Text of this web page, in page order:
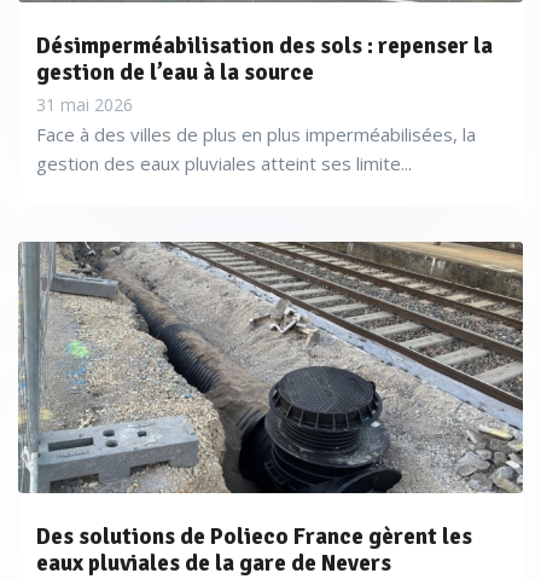
Désimperméabilisation des sols : repenser la
gestion de l’eau à la source
31 mai 2026
Face à des villes de plus en plus imperméabilisées, la
gestion des eaux pluviales atteint ses limite...
Des solutions de Polieco France gèrent les
eaux pluviales de la gare de Nevers